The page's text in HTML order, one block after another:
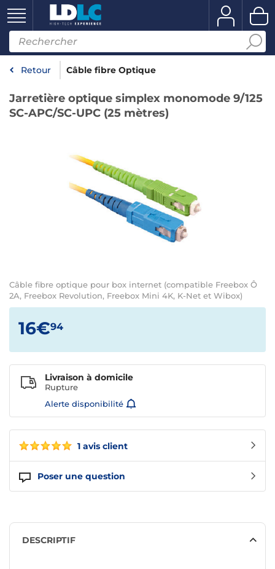
Retour Câble fibre Optique
Jarretière optique simplex monomode 9/125
SC-APC/SC-UPC (25 mètres)
Câble fibre optique pour box internet (compatible Freebox Ô
2A, Freebox Revolution, Freebox Mini 4K, K-Net et Wibox)
1 avis client
Poser une question
16€94
Livraison à domicile
Rupture
Alerte disponibilité
DESCRIPTIF